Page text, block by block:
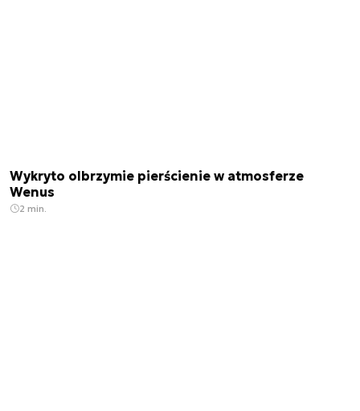
Wykryto olbrzymie pierścienie w atmosferze
Wenus
2 min.